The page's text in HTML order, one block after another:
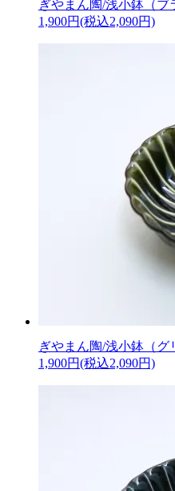
ぎやまん陶/浅小鉢（ブ
1,900円(税込2,090円)
ぎやまん陶/浅小鉢（グ
1,900円(税込2,090円)